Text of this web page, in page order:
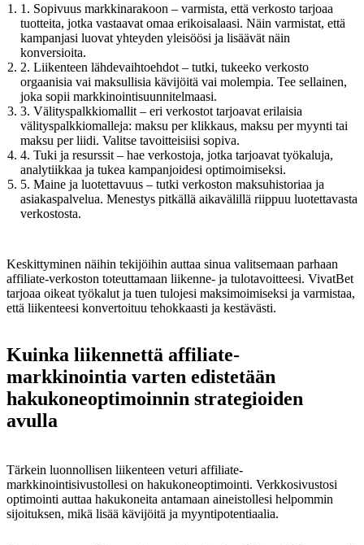
1. Sopivuus markkinarakoon – varmista, että verkosto tarjoaa
tuotteita, jotka vastaavat omaa erikoisalaasi. Näin varmistat, että
kampanjasi luovat yhteyden yleisöösi ja lisäävät näin
konversioita.
2. Liikenteen lähdevaihtoehdot – tutki, tukeeko verkosto
orgaanisia vai maksullisia kävijöitä vai molempia. Tee sellainen,
joka sopii markkinointisuunnitelmaasi.
3. Välityspalkkiomallit – eri verkostot tarjoavat erilaisia
välityspalkkiomalleja: maksu per klikkaus, maksu per myynti tai
maksu per liidi. Valitse tavoitteisiisi sopiva.
4. Tuki ja resurssit – hae verkostoja, jotka tarjoavat työkaluja,
analytiikkaa ja tukea kampanjoidesi optimoimiseksi.
5. Maine ja luotettavuus – tutki verkoston maksuhistoriaa ja
asiakaspalvelua. Menestys pitkällä aikavälillä riippuu luotettavasta
verkostosta.
Keskittyminen näihin tekijöihin auttaa sinua valitsemaan parhaan
affiliate-verkoston toteuttamaan liikenne- ja tulotavoitteesi. VivatBet
tarjoaa oikeat työkalut ja tuen tulojesi maksimoimiseksi ja varmistaa,
että liikenteesi konvertoituu tehokkaasti ja kestävästi.
Kuinka liikennettä affiliate-
markkinointia varten edistetään
hakukoneoptimoinnin strategioiden
avulla
Tärkein luonnollisen liikenteen veturi affiliate-
markkinointisivustollesi on hakukoneoptimointi. Verkkosivustosi
optimointi auttaa hakukoneita antamaan aineistollesi helpommin
sijoituksen, mikä lisää kävijöitä ja myyntipotentiaalia.